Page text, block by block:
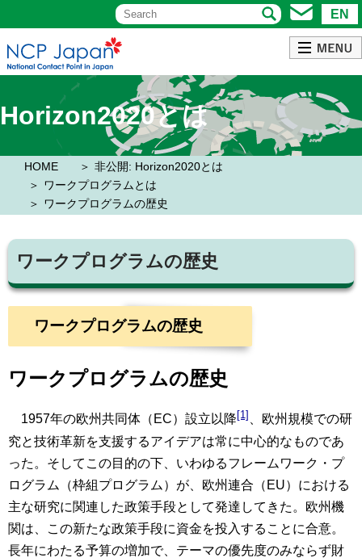
EN
Horizon2020とは
HOME
非公開: Horizon2020とは
ワークプログラムとは
ワークプログラムの歴史
ワークプログラムの歴史
ワークプログラムの歴史
ワークプログラムの歴史
1957年の欧州共同体（EC）設立以降 [1] 、欧州規模での研
究と技術革新を支援するアイデアは常に中心的なものであ
った。そしてこの目的の下、いわゆるフレームワーク・プ
ログラム（枠組プログラム）が、欧州連合（EU）における
主な研究に関連した政策手段として発達してきた。欧州機
関は、この新たな政策手段に資金を投入することに合意。
長年にわたる予算の増加で、テーマの優先度のみならず財